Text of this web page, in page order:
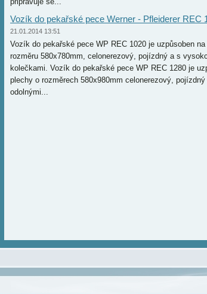
Vozík do pekařské pece Werner - Pfleiderer REC
21.01.2014 13:51
Vozík do pekařské pece WP REC 1020 je uzpůsoben
rozměru 580x780mm, celonerezový, pojízdný a s
kolečkami. Vozík do pekařské pece WP REC 1280 je
plechy o rozměrech 580x980mm celonerezový,
odolnými...